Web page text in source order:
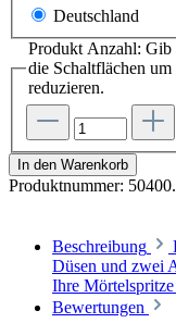
Deutschland
Produkt Anzahl: Gib
die Schaltflächen
reduzieren.
In den Warenkorb
Produktnummer:
Beschreibung
Düsen und zwei
Ihre
Bewertungen